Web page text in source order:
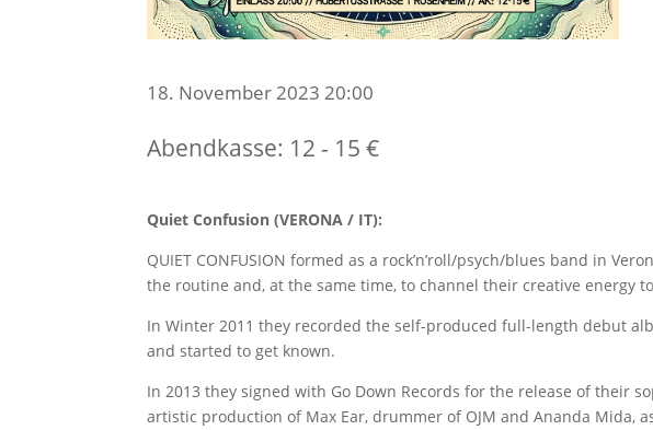
18. November 2023 20:00
Abendkasse: 12 - 15 €
Quiet Confusion (VERONA / IT):
QUIET CONFUSION formed as a rock’n’roll/psych/blues band in
the routine and, at the same time, to channel their creative energy
In Winter 2011 they recorded the self-produced full-length debut
and started to get known.
In 2013 they signed with Go Down Records for the release of their
artistic production of Max Ear, drummer of OJM and Ananda Mida,